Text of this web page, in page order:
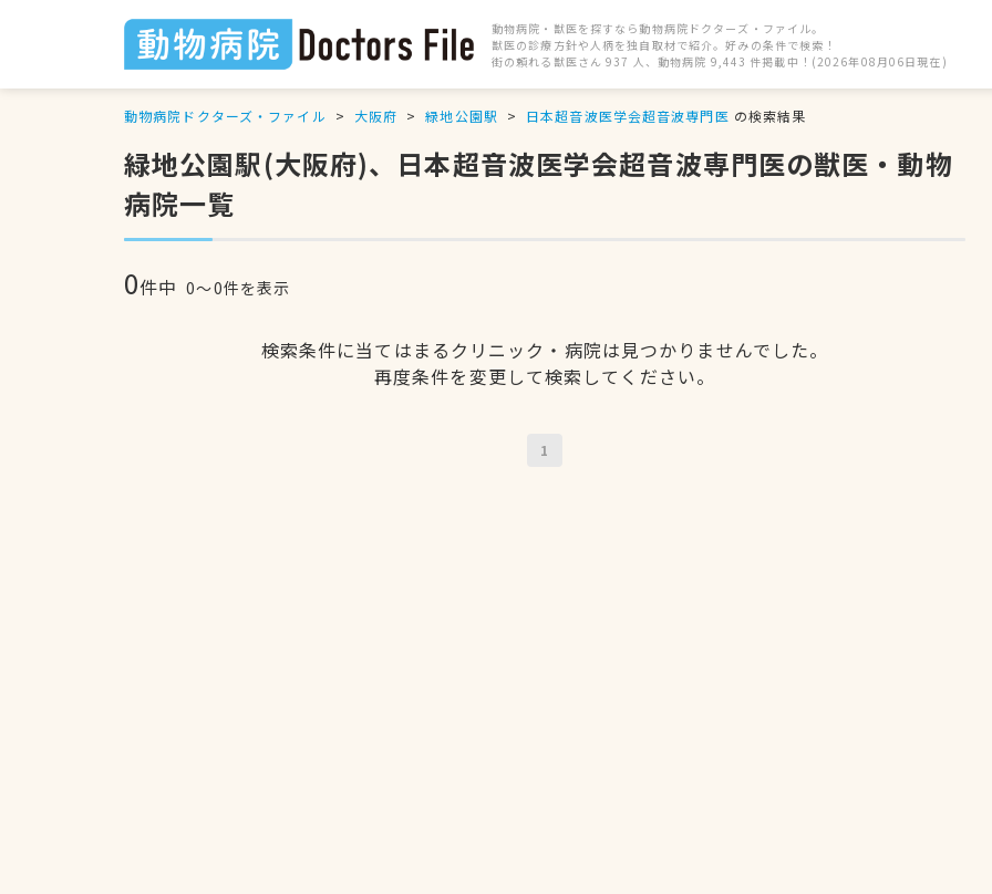
動物病院・獣医を探すなら動物病院ドクターズ・ファイル。
獣医の診療方針や人柄を独自取材で紹介。好みの条件で検索！
街の頼れる獣医さん 937 人、動物病院 9,443 件掲載中！(2026年08月06日現在)
動物病院ドクターズ・ファイル 大阪府 緑地公園駅 日本超音波医学会超音波専門医 の検索結果
緑地公園駅(大阪府)、日本超音波医学会超音波専門医の獣医・動物
病院一覧
0件中 0〜0件を表示
検索条件に当てはまるクリニック・病院は見つかりませんでした。
再度条件を変更して検索してください。
1